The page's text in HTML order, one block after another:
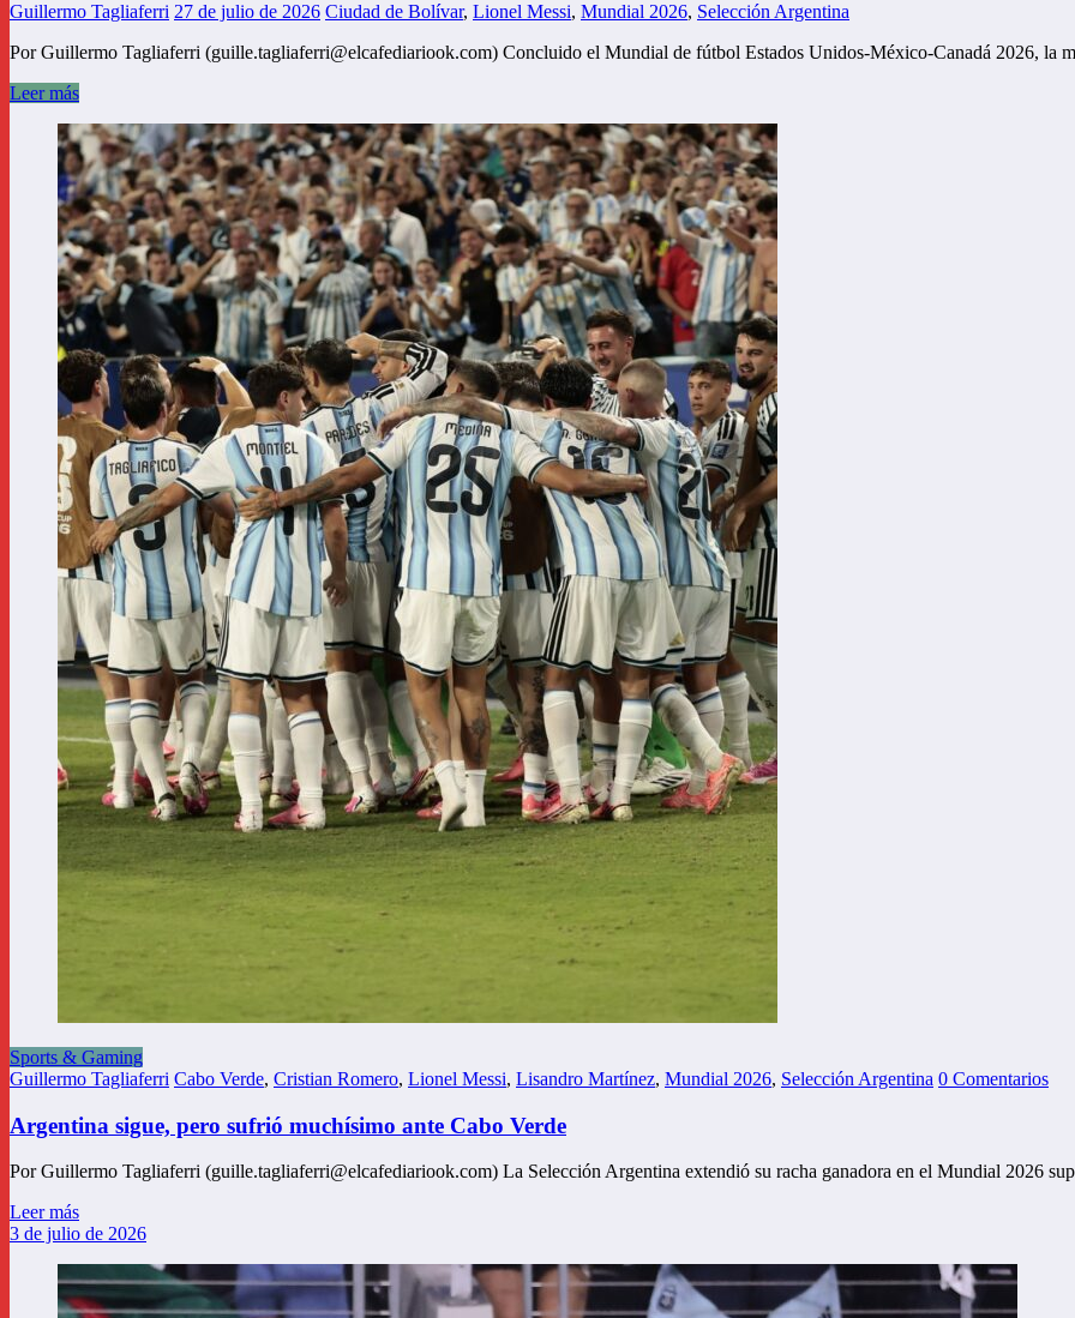
Guillermo Tagliaferri 27 de julio de 2026 Ciudad de Bolívar, Lionel Messi, Mundial 2026, Selección Argentina
Por Guillermo Tagliaferri (guille.tagliaferri@elcafediariook.com) Concluido el Mundial de fútbol Estados Unidos-México-Canadá 2026, la
Leer más
Sports & Gaming
Guillermo Tagliaferri Cabo Verde, Cristian Romero, Lionel Messi, Lisandro Martínez, Mundial 2026, Selección Argentina 0 Comentarios
Argentina sigue, pero sufrió muchísimo ante Cabo Verde
Por Guillermo Tagliaferri (guille.tagliaferri@elcafediariook.com) La Selección Argentina extendió su racha ganadora en el Mundial 2026
Leer más
3 de julio de 2026